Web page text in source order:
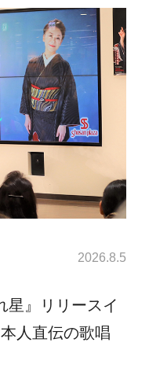
2026.8.5
星』リリースイ
人直伝の歌唱